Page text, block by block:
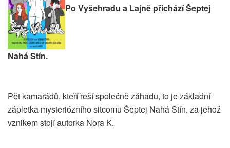
Po Vyšehradu a Lajně přichází Šeptej
Nahá Stín.
Pět kamarádů, kteří řeší společně záhadu, to je základní
zápletka mysteriózního sitcomu Šeptej Nahá Stín, za jehož
vznikem stojí autorka Nora K.